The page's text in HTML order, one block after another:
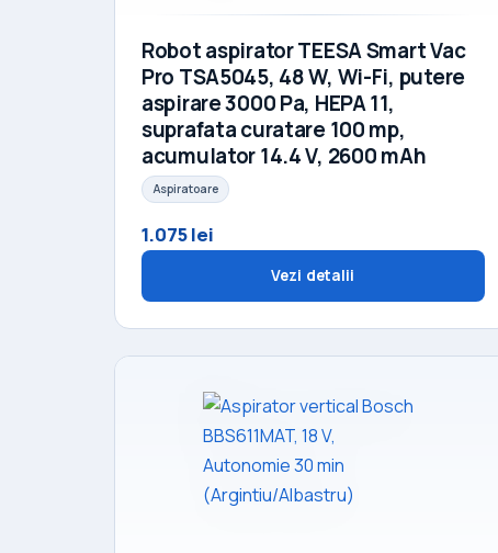
Robot aspirator TEESA Smart Vac
Pro TSA5045, 48 W, Wi-Fi, putere
aspirare 3000 Pa, HEPA 11,
suprafata curatare 100 mp,
acumulator 14.4 V, 2600 mAh
Aspiratoare
1.075 lei
Vezi detalii